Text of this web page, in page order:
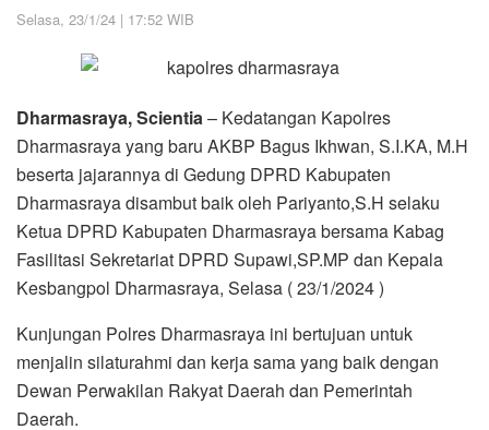
Selasa, 23/1/24 | 17:52 WIB
Dharmasraya, Scientia– Kedatangan Kapolres
Dharmasraya yang baru AKBP Bagus Ikhwan, S.I.KA, M.H
beserta jajarannya di Gedung DPRD Kabupaten
Dharmasraya disambut baik oleh Pariyanto,S.H selaku
Ketua DPRD Kabupaten Dharmasraya bersama Kabag
Fasilitasi Sekretariat DPRD Supawi,SP.MP dan Kepala
Kesbangpol Dharmasraya, Selasa ( 23/1/2024 )
Kunjungan Polres Dharmasraya ini bertujuan untuk
menjalin silaturahmi dan kerja sama yang baik dengan
Dewan Perwakilan Rakyat Daerah dan Pemerintah
Daerah.